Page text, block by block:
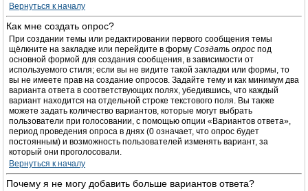
Вернуться к началу
Как мне создать опрос?
При создании темы или редактировании первого сообщения темы
щёлкните на закладке или перейдите в форму Создать опрос под
основной формой для создания сообщения, в зависимости от
используемого стиля; если вы не видите такой закладки или формы, то
вы не имеете прав на создание опросов. Задайте тему и как минимум два
варианта ответа в соответствующих полях, убедившись, что каждый
вариант находится на отдельной строке текстового поля. Вы также
можете задать количество вариантов, которые могут выбрать
пользователи при голосовании, с помощью опции «Вариантов ответа»,
период проведения опроса в днях (0 означает, что опрос будет
постоянным) и возможность пользователей изменять вариант, за
который они проголосовали.
Вернуться к началу
Почему я не могу добавить больше вариантов ответа?